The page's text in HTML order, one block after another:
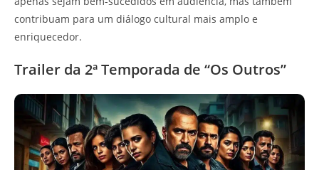
contribuam para um diálogo cultural mais amplo e
enriquecedor.
Trailer da 2ª Temporada de “Os Outros”